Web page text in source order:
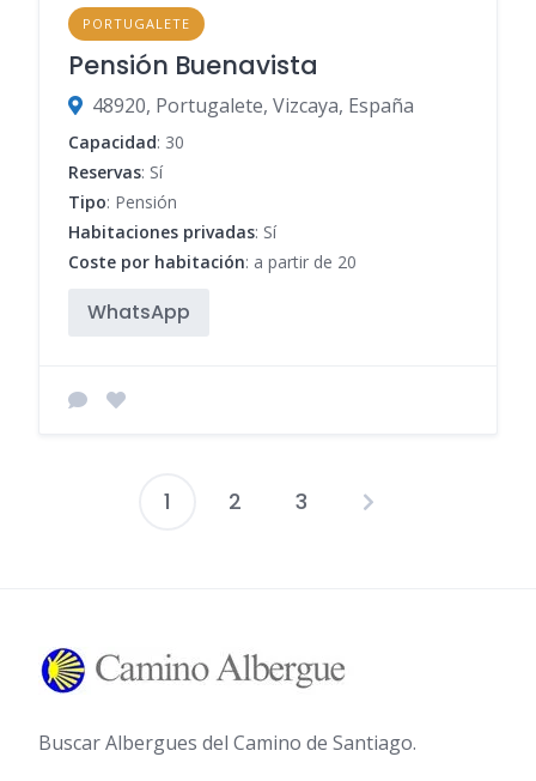
PORTUGALETE
Pensión Buenavista
48920, Portugalete, Vizcaya, España
Capacidad: 30
Reservas: Sí
Tipo: Pensión
Habitaciones privadas: Sí
Coste por habitación: a partir de 20
WhatsApp
Paginación
1 2 3
Buscar Albergues del Camino de Santiago.